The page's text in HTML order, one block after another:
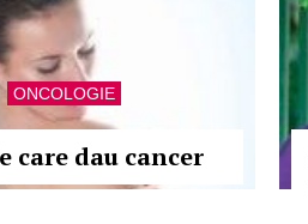
ONCOLOGIE
care dau cancer